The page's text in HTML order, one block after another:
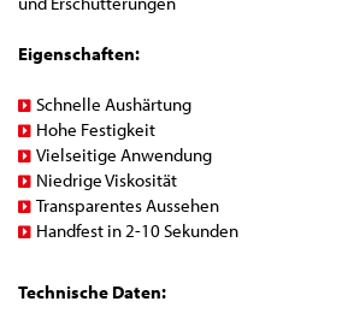
Eigenschaften:
Schnelle Aushärtung
Hohe Festigkeit
Vielseitige Anwendung
Niedrige Viskosität
Transparentes Aussehen
Handfest in 2-10 Sekunden
Technische Daten: